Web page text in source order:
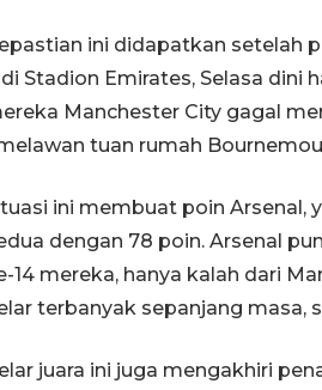
ini didapatkan setelah
Stadion Emirates, Selasa dini
Manchester City gagal
tuan rumah
ini membuat poin Arsenal,
dengan 78 poin. Arsenal
14 mereka, hanya kalah dari
terbanyak sepanjang masa,
juara ini juga mengakhiri